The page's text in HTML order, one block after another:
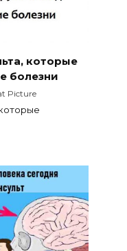
которые
болезни
Picture